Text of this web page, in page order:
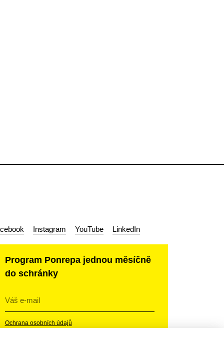
Instagram YouTube LinkedIn
Program Ponrepa jednou měsíčně
do schránky
Ochrana osobních údajů